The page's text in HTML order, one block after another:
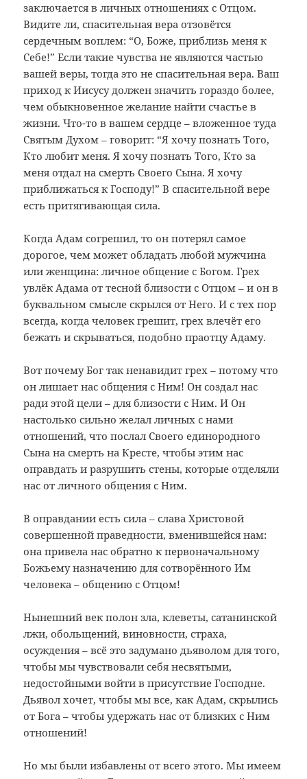
заключается в личных отношениях с Отцом.
Видите ли, спасительная вера отзовётся
сердечным воплем: “О, Боже, приблизь меня к
Себе!” Если такие чувства не являются частью
вашей веры, тогда это не спасительная вера. Ваш
приход к Иисусу должен значить гораздо более,
чем обыкновенное желание найти счастье в
жизни. Что-то в вашем сердце – вложенное туда
Святым Духом – говорит: “Я хочу познать Того,
Кто любит меня. Я хочу познать Того, Кто за
меня отдал на смерть Своего Сына. Я хочу
приближаться к Господу!” В спасительной вере
есть притягивающая сила.
Когда Адам согрешил, то он потерял самое
дорогое, чем может обладать любой мужчина
или женщина: личное общение с Богом. Грех
увлёк Адама от тесной близости с Отцом – и он в
буквальном смысле скрылся от Него. И с тех пор
всегда, когда человек грешит, грех влечёт его
бежать и скрываться, подобно праотцу Адаму.
Вот почему Бог так ненавидит грех – потому что
он лишает нас общения с Ним! Он создал нас
ради этой цели – для близости с Ним. И Он
настолько сильно желал личных с нами
отношений, что послал Своего единородного
Сына на смерть на Кресте, чтобы этим нас
оправдать и разрушить стены, которые отделяли
нас от личного общения с Ним.
В оправдании есть сила – слава Христовой
совершенной праведности, вменившейся нам:
она привела нас обратно к первоначальному
Божьему назначению для сотворённого Им
человека – общению с Отцом!
Нынешний век полон зла, клеветы, сатанинской
лжи, обольщений, виновности, страха,
осуждения – всё это задумано дьяволом для того,
чтобы мы чувствовали себя несвятыми,
недостойными войти в присутствие Господне.
Дьявол хочет, чтобы мы все, как Адам, скрылись
от Бога – чтобы удержать нас от близких с Ним
отношений!
Но мы были избавлены от всего этого. Мы имеем